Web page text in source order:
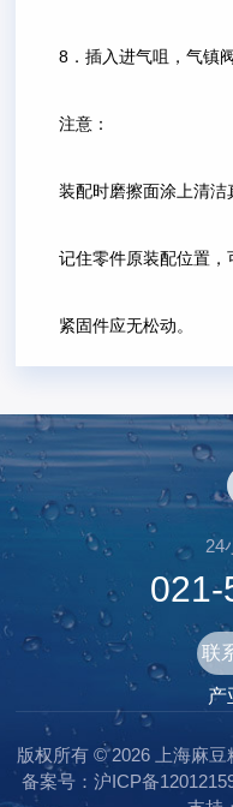
8．插入进气咀，气镇
注意：
装配时磨擦面涂上清洁
记住零件原装配位置，
紧固件应无松动。
24
021-
联
产
版权所有 © 2026 上海麻
备案号：沪ICP备